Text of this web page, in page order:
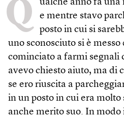
Q ualche anno fa una
e mentre stavo
posto in cui si
uno sconosciuto si è
cominciato a farmi segnali
avevo chiesto aiuto, ma di
se ero riuscita a
in un posto in cui era
anche merito suo. In modo